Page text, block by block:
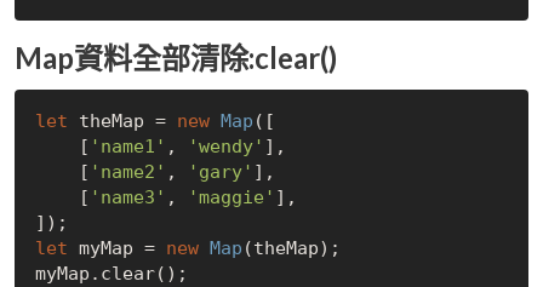
Map資料全部清除:clear()
let theMap = new Map ([
    [
'name1' , 'wendy' ],
    [
'name2' , 'gary' ],
    [
'name3' , 'maggie' ],
let myMap = new Map (theMap);